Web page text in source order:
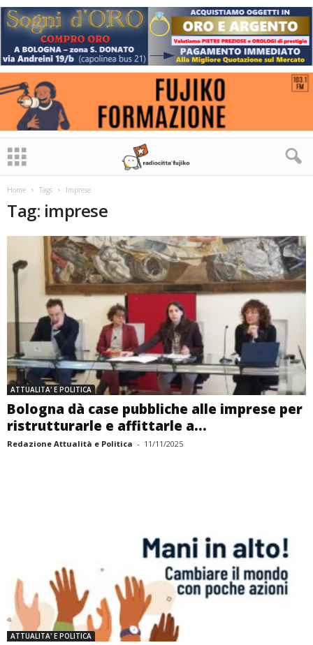
Home Tags Imprese
Tag: imprese
ATTUALITA' E POLITICA
Bologna dà case pubbliche alle imprese per
ristrutturarle e affittarle a...
Redazione Attualità e Politica - 11/11/2025
ATTUALITA' E POLITICA